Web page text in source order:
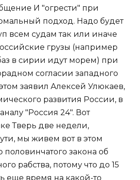
И "огрести" при
подход. Надо будет
всем судам так или иначе
грузы (например
в сирии идут морем) при
согласии западного
заявил Алексей Улюкаев,
развития России, в
"Россия 24". Вот
Тверь две недели,
мы живем вот в этом
закона об
рабства, потому что до 15
еще время на какой-то